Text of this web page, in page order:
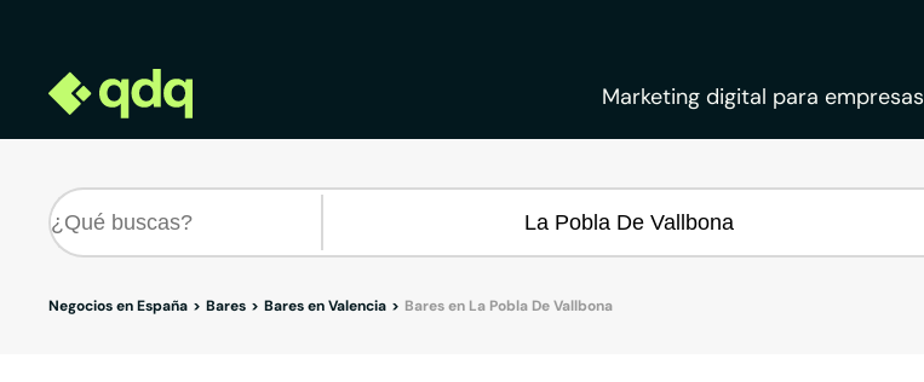
Marketing digital para empresas
Negocios en España Bares Bares en Valencia Bares en La Pobla De Vallbona